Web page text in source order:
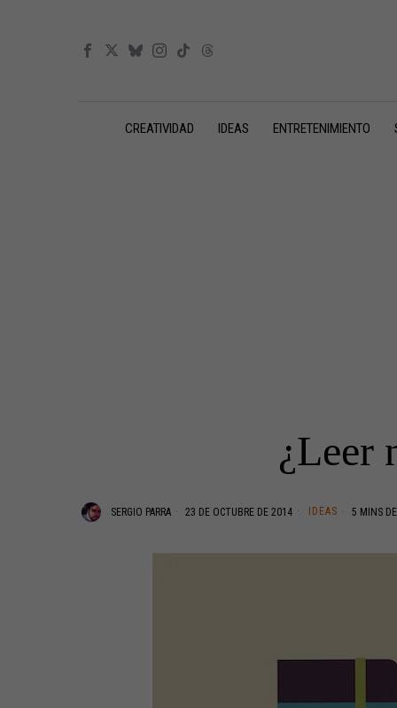
CREATIVIDAD IDEAS ENTRETENIMIENTO
¿Leer
SERGIO PARRA 23 DE OCTUBRE DE 2014 IDEAS 5 MINS